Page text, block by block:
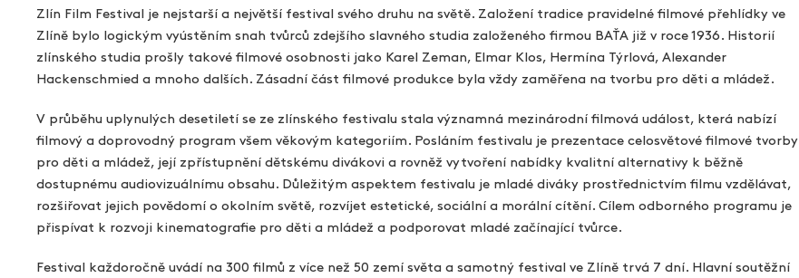
Galerie filmových klapek
Autoři filmových klapek
Aktuální výstavy
Aktuality
Zlín Film Festival je nejstarší a největší festival svého druhu na světě. Založení tradice pravidelné filmové přehlídky ve
Zlíně bylo logickým vyústěním snah tvůrců zdejšího slavného studia založeného firmou BAŤA již v roce 1936. Historií
zlínského studia prošly takové filmové osobnosti jako Karel Zeman, Elmar Klos, Hermína Týrlová, Alexander
Hackenschmied a mnoho dalších. Zásadní část filmové produkce byla vždy zaměřena na tvorbu pro děti a mládež.
V průběhu uplynulých desetiletí se ze zlínského festivalu stala významná mezinárodní filmová událost, která nabízí
filmový a doprovodný program všem věkovým kategoriím. Posláním festivalu je prezentace celosvětové filmové tvorby
pro děti a mládež, její zpřístupnění dětskému divákovi a rovněž vytvoření nabídky kvalitní alternativy k běžně
dostupnému audiovizuálnímu obsahu. Důležitým aspektem festivalu je mladé diváky prostřednictvím filmu vzdělávat,
rozšiřovat jejich povědomí o okolním světě, rozvíjet estetické, sociální a morální cítění. Cílem odborného programu je
přispívat k rozvoji kinematografie pro děti a mládež a podporovat mladé začínající tvůrce.
Festival každoročně uvádí na 300 filmů z více než 50 zemí světa a samotný festival ve Zlíně trvá 7 dní. Hlavní soutěžní